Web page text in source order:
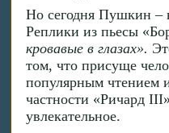
Но сегодня Пушкин –
Реплики из пьесы
кровавые в глазах».
том, что присуще
популярным чтением
частности «Ричард
увлекательное.